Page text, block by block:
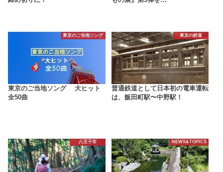
東京のご当地ソング
東京のご当地ソング 大ヒット
全50曲
東京の鉄道
普通鉄道として日本初の電車運転
は、飯田町駅〜中野駅！
八王子市 NEWS&TOPICS